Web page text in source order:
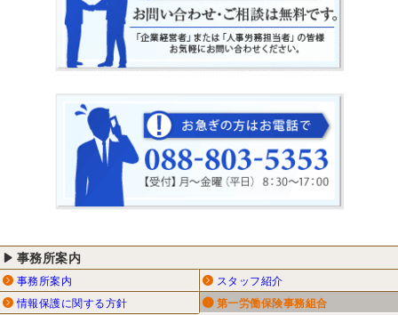
事務所案内
事務所案内
スタッフ紹介
情報保護に関する方針
第一労働保険事務組合